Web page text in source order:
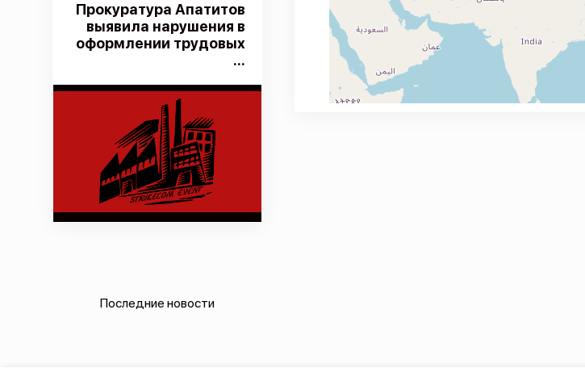
Прокуратура Апатитов
выявила нарушения в
оформлении трудовых
...
Последние новости